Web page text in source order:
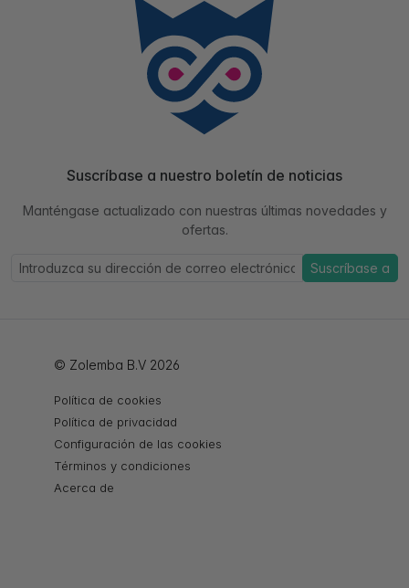
Suscríbase a nuestro boletín de noticias
Manténgase actualizado con nuestras últimas novedades y
ofertas.
Suscríbase a
© Zolemba B.V 2026
Política de cookies
Política de privacidad
Configuración de las cookies
Términos y condiciones
Acerca de